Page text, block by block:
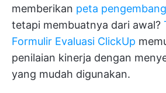
memberikan peta
tetapi membuatnya dari awal?
Formulir Evaluasi ClickUp
penilaian kinerja dengan
yang mudah digunakan.